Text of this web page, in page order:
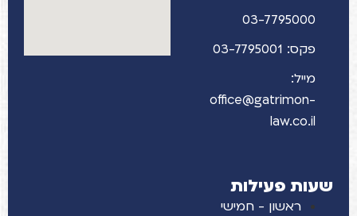
03-7795000
פקס: 03-7795001
מייל:
office@gatrimon-
law.co.il
שעות פעילות
ראשון - חמישי